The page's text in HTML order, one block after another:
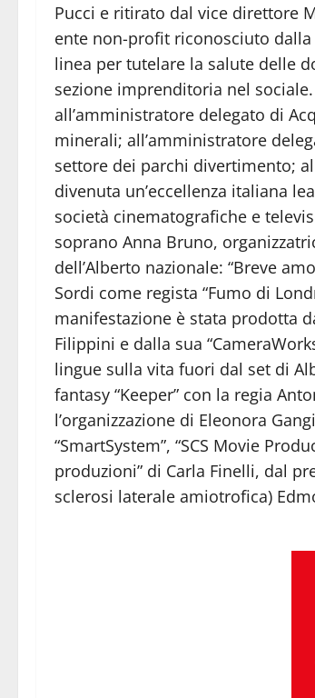
Pucci e ritirato dal vice direttore
ente non-profit riconosciuto
linea per tutelare la salute delle
sezione imprenditoria nel
all’amministratore delegato di
minerali; all’amministratore
settore dei parchi divertimento;
divenuta un’eccellenza italiana
società cinematografiche e
soprano Anna Bruno,
dell’Alberto nazionale: “Breve
Sordi come regista “Fumo di
manifestazione è stata prodotta
Filippini e dalla sua
lingue sulla vita fuori dal set di
fantasy “Keeper” con la regia
l’organizzazione di Eleonora
“SmartSystem”, “SCS Movie
produzioni” di Carla Finelli, dal
sclerosi laterale amiotrofica)